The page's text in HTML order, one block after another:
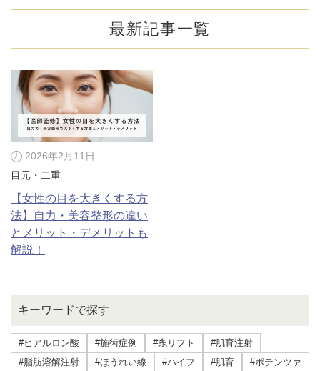
井畑 峰紀 医師
キーワードで探す
#ヒアルロン酸 #施術症例 #糸リフト
#肌育注射
#脂肪溶解注射
#ほうれい線 #ハイフ #肌育
#ポテンツァ
最新記事一覧
2026年2月11日
目元・二重
【女性の目を大きくする方
法】自力・美容整形の違い
とメリット・デメリットも
解説！